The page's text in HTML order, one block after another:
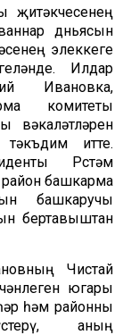
җитәкчесенең
дөньясын
элеккеге
Илдар
Ивановка,
комитеты
вәкаләтләрен
итте.
Рөстәм
башкарма
башкаручы
бертавыштан
Чистай
югары
һәм районны
аның